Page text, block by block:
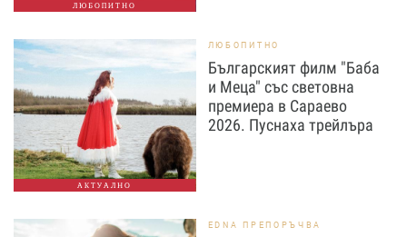
ЛЮБОПИТНО
АКТУАЛНО
ЛЮБОПИТНО
Българският филм "Баба
и Меца" със световна
премиера в Сараево
2026. Пуснаха трейлъра
EDNA ПРЕПОРЪЧВА